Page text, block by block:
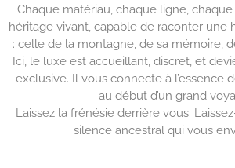
Chaque matériau, chaque ligne,
héritage vivant, capable de raconter une
: celle de la montagne, de sa mémoire,
Ici, le luxe est accueillant, discret, et
exclusive. Il vous connecte à l’essence
au début d’un grand
Laissez la frénésie derrière vous.
silence ancestral qui vous